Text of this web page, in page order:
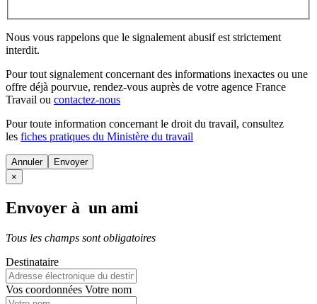
Nous vous rappelons que le signalement abusif est strictement
interdit.
Pour tout signalement concernant des informations inexactes ou une
offre déjà pourvue, rendez-vous auprès de votre agence France
Travail ou contactez-nous
Pour toute information concernant le droit du travail, consultez
les fiches pratiques du Ministère du travail
Annuler
×
Envoyer à un ami
Tous les champs sont obligatoires
Destinataire
Vos coordonnées Votre nom